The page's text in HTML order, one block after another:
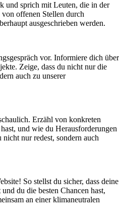
und sprich mit Leuten, die in der
offenen Stellen durch
ausgeschrieben werden.
vor. Informiere dich über
Zeige, dass du nicht nur die
auch zu unserer
Erzähl von konkreten
und wie du Herausforderungen
nicht nur redest, sondern auch
So stellst du sicher, dass deine
du die besten Chancen hast,
an einer klimaneutralen